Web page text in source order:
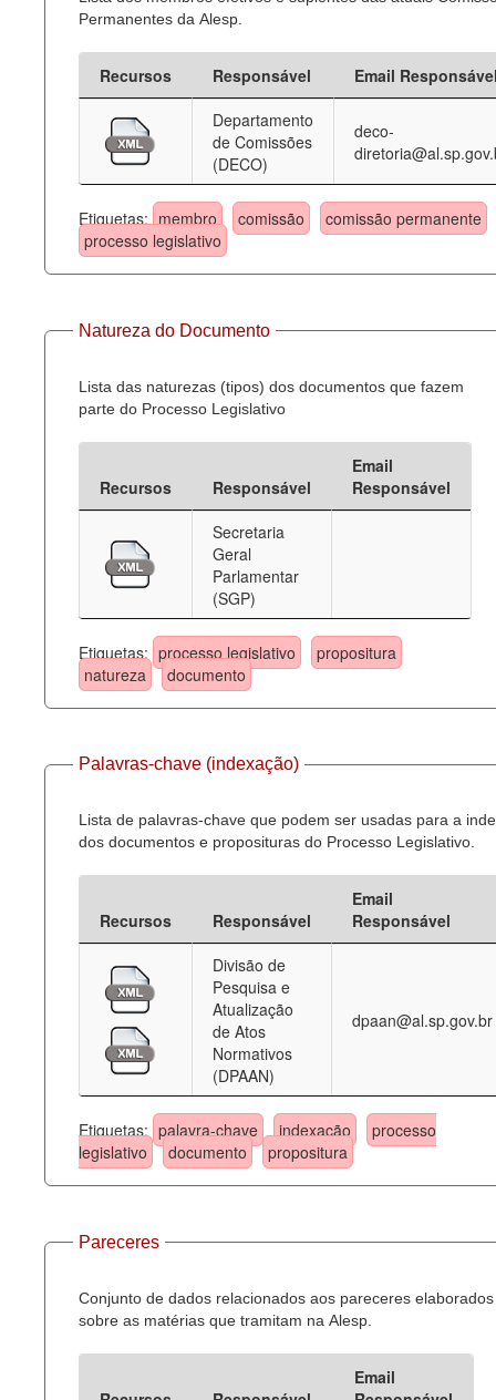
Permanentes da Alesp.
Recursos Responsável
Email
Departamento
de Comissões
(DECO)
deco-
Etiquetas: membro comissão
comissão permanente
processo legislativo
Natureza do Documento
Lista das naturezas (tipos) dos documentos que fazem
parte do Processo Legislativo
Recursos Responsável
Email
Responsável
Secretaria
Geral
Parlamentar
(SGP)
Etiquetas: processo legislativo
propositura
natureza
documento
Palavras-chave (indexação)
Lista de palavras-chave que podem ser usadas para a
dos documentos e proposituras do Processo Legislativo.
Recursos Responsável
Email
Responsável
Divisão de
Pesquisa e
Atualização
de Atos
Normativos
(DPAAN)
dpaan@al.sp.gov.br
Etiquetas: palavra-chave indexação
processo
legislativo
documento propositura
Pareceres
Conjunto de dados relacionados aos pareceres elaborados
sobre as matérias que tramitam na Alesp.
Email